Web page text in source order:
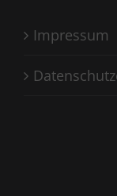
Impressum